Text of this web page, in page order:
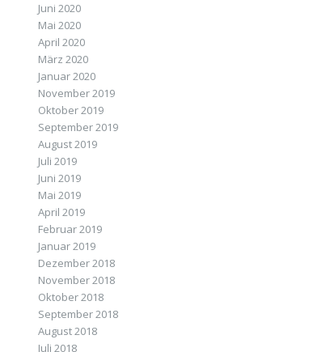
Juni 2020
Mai 2020
April 2020
März 2020
Januar 2020
November 2019
Oktober 2019
September 2019
August 2019
Juli 2019
Juni 2019
Mai 2019
April 2019
Februar 2019
Januar 2019
Dezember 2018
November 2018
Oktober 2018
September 2018
August 2018
Juli 2018